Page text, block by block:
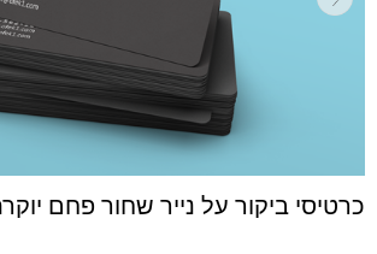
כרטיסי ביקור על נייר שחור פחם